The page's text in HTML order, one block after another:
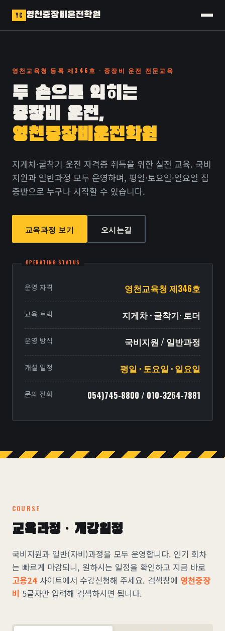
YC 영천중장비운전학원
영천교육청 등록 제346호 · 중장비 운전 전문교육
두 손으로 익히는
중장비 운전,
영천중장비운전학원
지게차·굴착기 운전 자격증 취득을 위한 실전 교육. 국비
지원과 일반과정 모두 운영하며, 평일·토요일·일요일 집
중반으로 누구나 시작할 수 있습니다.
교육과정 보기 오시는길
운영 자격 영천교육청 제346호
교육 트랙 지게차 · 굴착기· 로더
운영 방식 국비지원 / 일반과정
개설 일정 평일 · 토요일 · 일요일
문의 전화 054)745-8800 / 010-3264-7881
COURSE
교육과정 · 개강일정
국비지원과 일반(자비)과정을 모두 운영합니다. 인기 회차
는 빠르게 마감되니, 원하시는 일정을 확인하고 지금 바로
고용24 사이트에서 수강신청해 주세요. 검색창에 영천중장
비 5글자만 입력해 검색하시면 됩니다.